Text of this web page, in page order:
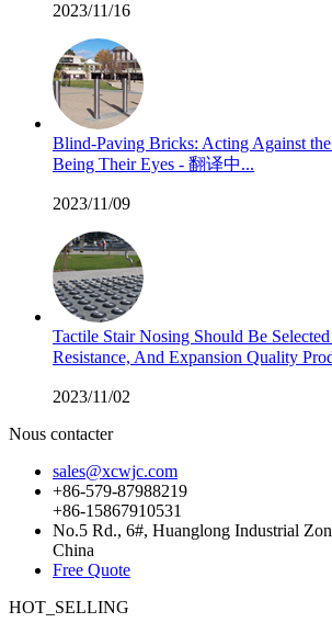
2023/11/16
Blind-Paving Bricks: Acting Against
Being Their Eyes - 翻译中...
2023/11/09
Tactile Stair Nosing Should Be
Resistance, And Expansion Quality
2023/11/02
Nous contacter
sales@xcwjc.com
+86-579-87988219
+86-15867910531
No.5 Rd., 6#, Huanglong Industrial
China
Free Quote
HOT_SELLING